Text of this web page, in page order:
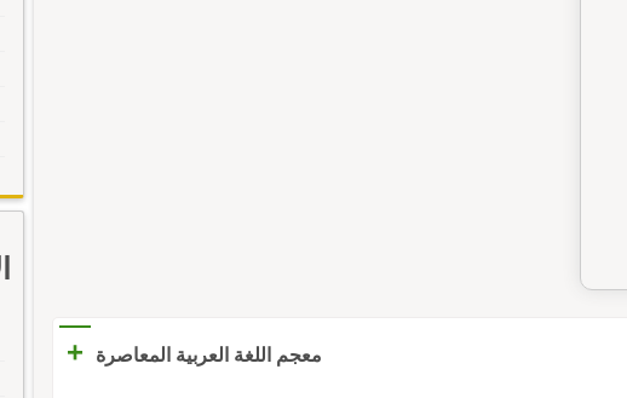
معجم اللغة العربية المعاصرة
+